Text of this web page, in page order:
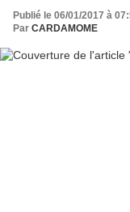
Publié le 06/01/2017 à
Par CARDAMOME